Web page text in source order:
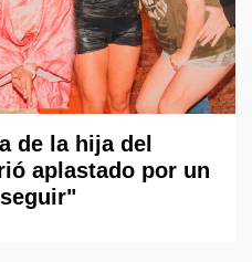
de la hija del
aplastado por un